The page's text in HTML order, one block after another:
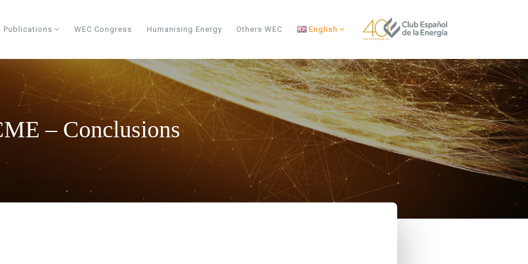
Publications WEC Congress Humanising Energy Others WEC English
– Conclusions